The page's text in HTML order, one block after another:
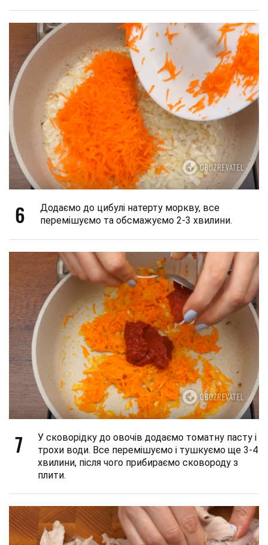
6
Додаємо до цибулі натерту моркву, все
перемішуємо та обсмажуємо 2-3 хвилини.
7
У сковорідку до овочів додаємо томатну пасту і
трохи води. Все перемішуємо і тушкуємо ще 3-4
хвилини, після чого прибираємо сковороду з
плити.